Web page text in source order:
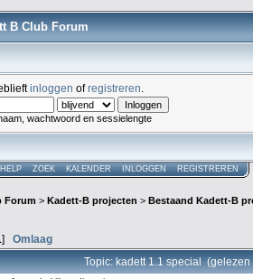
inloggen ofregistreren
wachtwoord en sessielengte
HELP ZOEK KALENDER INLOGGEN REGISTREREN
Forum > Kadett-B projecten > Bestaand Kadett-B
] Omlaag
Topic: kadett 1.1 special